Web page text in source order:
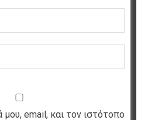
email, και τον ιστότοπο